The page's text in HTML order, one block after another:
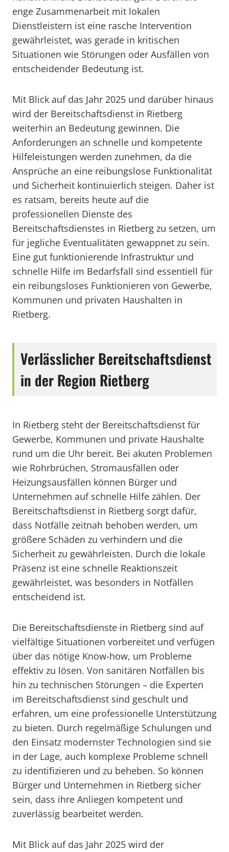
enge Zusammenarbeit mit lokalen
Dienstleistern ist eine rasche Intervention
gewährleistet, was gerade in kritischen
Situationen wie Störungen oder Ausfällen von
entscheidender Bedeutung ist.
Mit Blick auf das Jahr 2025 und darüber hinaus
wird der Bereitschaftsdienst in Rietberg
weiterhin an Bedeutung gewinnen. Die
Anforderungen an schnelle und kompetente
Hilfeleistungen werden zunehmen, da die
Ansprüche an eine reibungslose Funktionalität
und Sicherheit kontinuierlich steigen. Daher ist
es ratsam, bereits heute auf die
professionellen Dienste des
Bereitschaftsdienstes in Rietberg zu setzen, um
für jegliche Eventualitäten gewappnet zu sein.
Eine gut funktionierende Infrastruktur und
schnelle Hilfe im Bedarfsfall sind essentiell für
ein reibungsloses Funktionieren von Gewerbe,
Kommunen und privaten Haushalten in
Rietberg.
Verlässlicher Bereitschaftsdienst
in der Region Rietberg
In Rietberg steht der Bereitschaftsdienst für
Gewerbe, Kommunen und private Haushalte
rund um die Uhr bereit. Bei akuten Problemen
wie Rohrbrüchen, Stromausfällen oder
Heizungsausfällen können Bürger und
Unternehmen auf schnelle Hilfe zählen. Der
Bereitschaftsdienst in Rietberg sorgt dafür,
dass Notfälle zeitnah behoben werden, um
größere Schäden zu verhindern und die
Sicherheit zu gewährleisten. Durch die lokale
Präsenz ist eine schnelle Reaktionszeit
gewährleistet, was besonders in Notfällen
entscheidend ist.
Die Bereitschaftsdienste in Rietberg sind auf
vielfältige Situationen vorbereitet und verfügen
über das nötige Know-how, um Probleme
effektiv zu lösen. Von sanitären Notfällen bis
hin zu technischen Störungen – die Experten
im Bereitschaftsdienst sind geschult und
erfahren, um eine professionelle Unterstützung
zu bieten. Durch regelmäßige Schulungen und
den Einsatz modernster Technologien sind sie
in der Lage, auch komplexe Probleme schnell
zu identifizieren und zu beheben. So können
Bürger und Unternehmen in Rietberg sicher
sein, dass ihre Anliegen kompetent und
zuverlässig bearbeitet werden.
Mit Blick auf das Jahr 2025 wird der